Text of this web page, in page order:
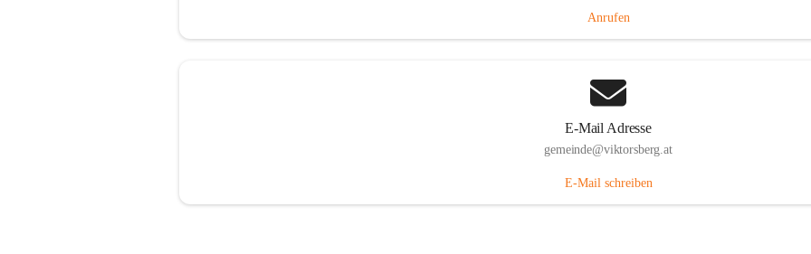
Anrufen
E-Mail Adresse
gemeinde@viktorsberg.at
E-Mail schreiben